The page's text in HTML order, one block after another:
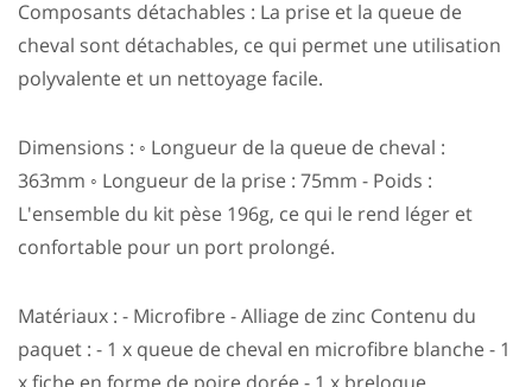
Composants détachables : La prise et la queue de
cheval sont détachables, ce qui permet une utilisation
polyvalente et un nettoyage facile.
Dimensions : ◦ Longueur de la queue de cheval :
363mm ◦ Longueur de la prise : 75mm - Poids :
L'ensemble du kit pèse 196g, ce qui le rend léger et
confortable pour un port prolongé.
Matériaux : - Microfibre - Alliage de zinc Contenu du
paquet : - 1 x queue de cheval en microfibre blanche - 1